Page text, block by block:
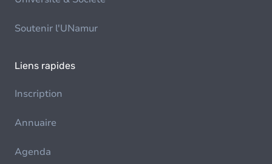
Soutenir l'UNamur
Liens rapides
Inscription
Annuaire
Agenda